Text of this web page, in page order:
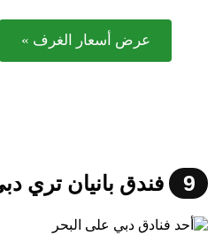
عرض أسعار الغرف »
9 فندق بانيان تري